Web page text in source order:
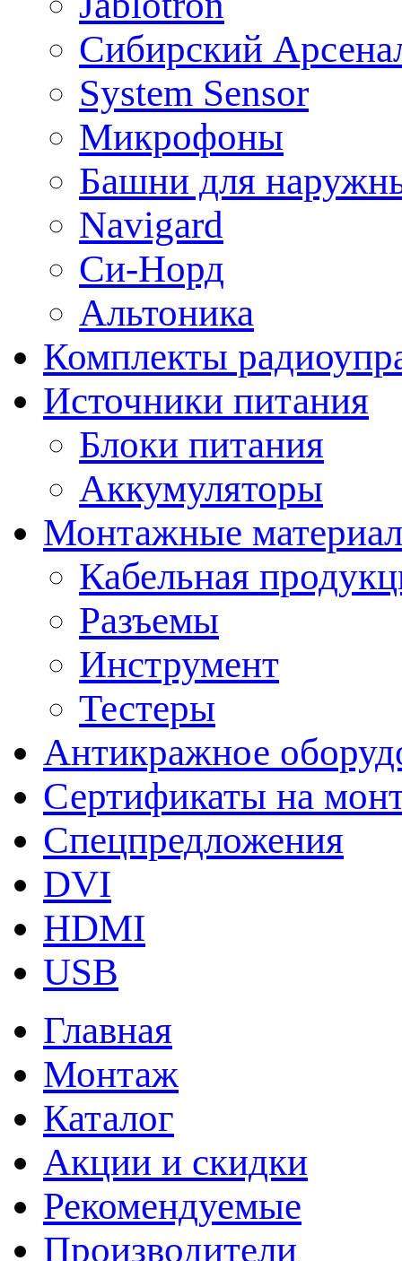
Сибирский
System Sensor
Микрофоны
Башни для
Navigard
Си-Норд
Альтоника
Комплекты
Источники питания
Блоки питания
Аккумуляторы
Монтажные
Кабельная
Разъемы
Инструмент
Тестеры
Антикражное
Сертификаты на
Спецпредложения
DVI
HDMI
USB
Главная
Монтаж
Каталог
Акции и скидки
Рекомендуемые
Производители